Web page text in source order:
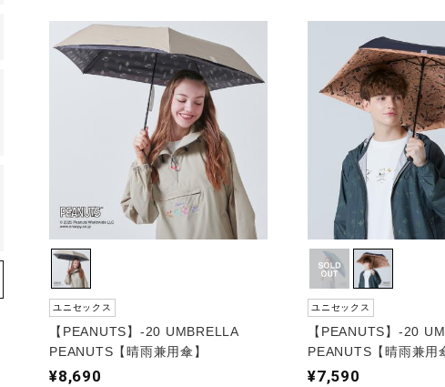
ユニセックス
【PEANUTS】-20 UMBRELLA
PEANUTS【晴雨兼用傘】
¥8,690
ユニセックス
【PEANUTS】-20
PEANUTS【晴雨兼用
¥7,590